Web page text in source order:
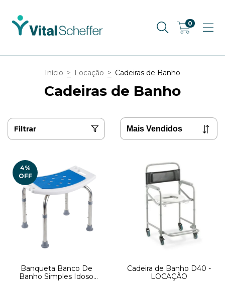
0
Início > Locação > Cadeiras de Banho
Cadeiras de Banho
Filtrar
4%
OFF
Banqueta Banco De
Banho Simples Idoso
Cadeira de Banho D40 -
LOCAÇÃO